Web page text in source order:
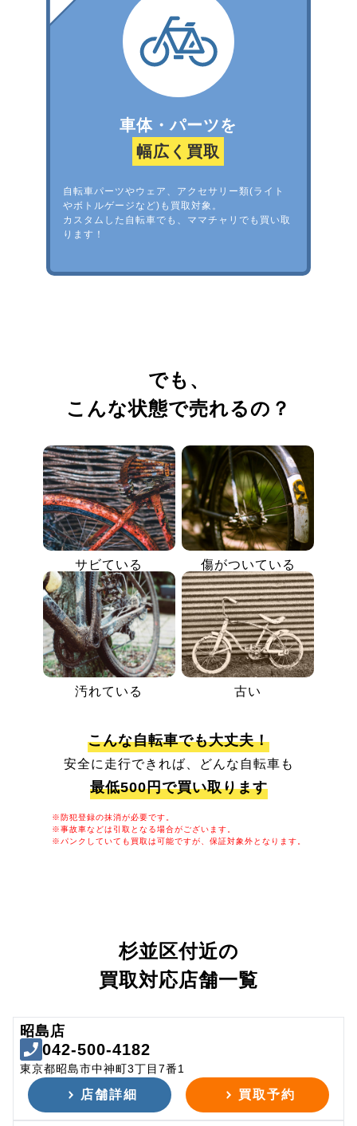
車体・パーツを
幅広く買取
自転車パーツやウェア、アクセサリー類(ライト
やボトルゲージなど)も買取対象。
カスタムした自転車でも、ママチャリでも買い取
ります！
でも、
こんな状態で売れるの？
サビている 傷がついている
汚れている 古い
こんな自転車でも大丈夫！
安全に走行できれば、どんな自転車も
最低500円で買い取ります
※防犯登録の抹消が必要です。
※事故車などは引取となる場合がございます。
※パンクしていても買取は可能ですが、保証対象外となります。
杉並区付近の
買取対応店舗一覧
昭島店
042-500-4182
東京都昭島市中神町3丁目7番1
店舗詳細 買取予約